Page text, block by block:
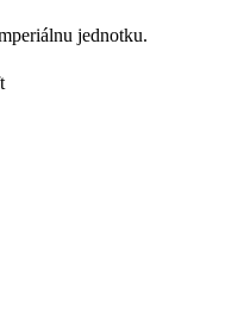
jednotku.